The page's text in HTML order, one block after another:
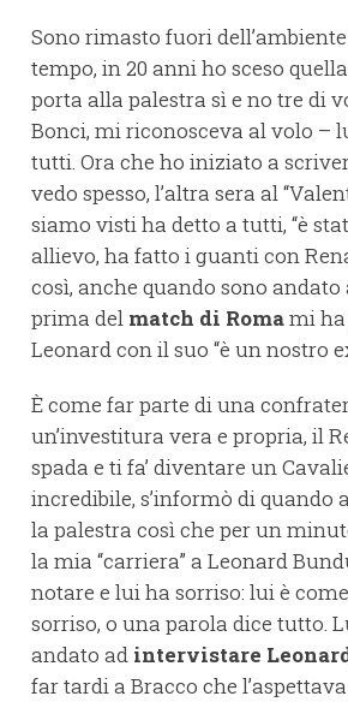
Sono rimasto fuori
tempo, in 20 anni ho sceso
porta alla palestra sì e no tre di
Bonci, mi riconosceva al volo –
tutti. Ora che ho iniziato a
vedo spesso, l’altra sera al
siamo visti ha detto a tutti, “è
allievo, ha fatto i guanti con
così, anche quando sono
prima del match di Romami ha
Leonard con il suo “è un nostro
È come far parte di una
un’investitura vera e propria, il
spada e ti fa’ diventare un
incredibile, s’informò di quando
la palestra così che per un
la mia “carriera” a Leonard
notare e lui ha sorriso: lui è
sorriso, o una parola dice tutto.
andato ad intervistare
far tardi a Bracco che